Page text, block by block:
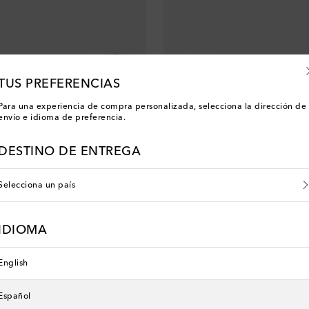
eye Animation adornadas
PREFERENCIAS
Para una experiencia de compra personalizada, selecciona la dirección de
e idioma de preferencia.
DESTINO DE ENTREGA
un país
IDIOMA
English
Español